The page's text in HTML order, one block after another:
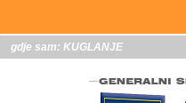
gdje sam: KUGLANJE